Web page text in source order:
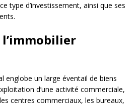
type d’investissement, ainsi que ses
englobe un large éventail de biens
d’une activité commerciale,
centres commerciaux, les bureaux,